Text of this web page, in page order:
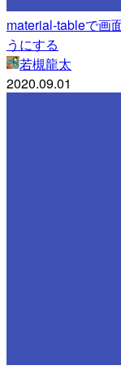
material-tableで画
うにする
若槻龍太
2020.09.01